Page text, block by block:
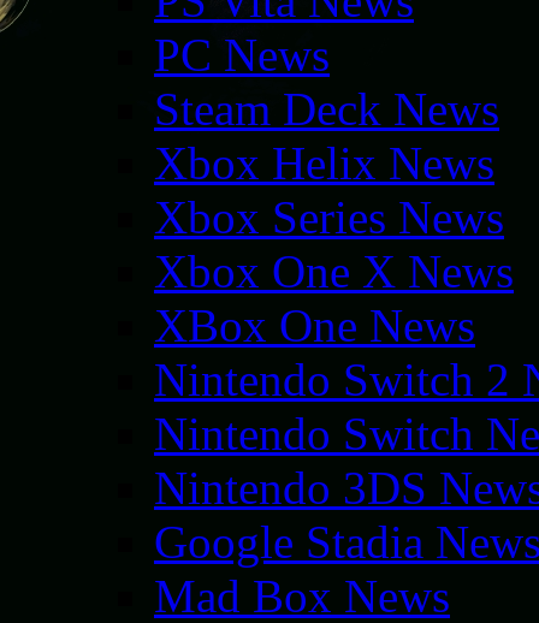
PC News
Steam Deck News
Xbox Helix News
Xbox Series News
Xbox One X News
XBox One News
Nintendo Switch 2
Nintendo Switch
Nintendo 3DS
Google Stadia
Mad Box News